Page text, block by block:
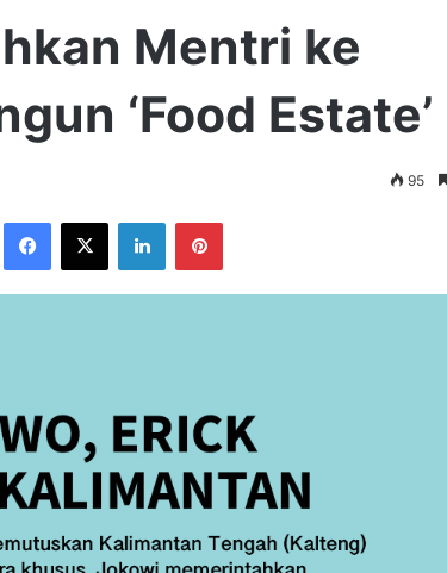
Mentri ke
‘Food Estate’
95
Facebook
X LinkedInPinterest